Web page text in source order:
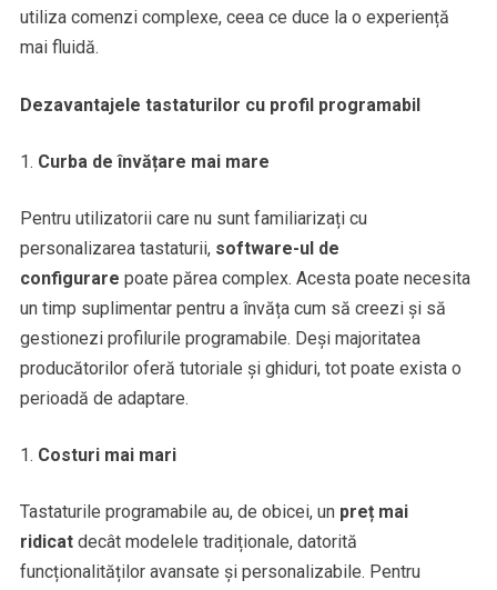
utiliza comenzi complexe, ceea ce duce la o experiență
mai fluidă.
Dezavantajele tastaturilor cu profil programabil
Curba de învățare mai mare
Pentru utilizatorii care nu sunt familiarizați cu
personalizarea tastaturii, software-ul de
configurare poate părea complex. Acesta poate necesita
un timp suplimentar pentru a învăța cum să creezi și să
gestionezi profilurile programabile. Deși majoritatea
producătorilor oferă tutoriale și ghiduri, tot poate exista o
perioadă de adaptare.
Costuri mai mari
Tastaturile programabile au, de obicei, un preț mai
ridicatdecât modelele tradiționale, datorită
funcționalităților avansate și personalizabile. Pentru